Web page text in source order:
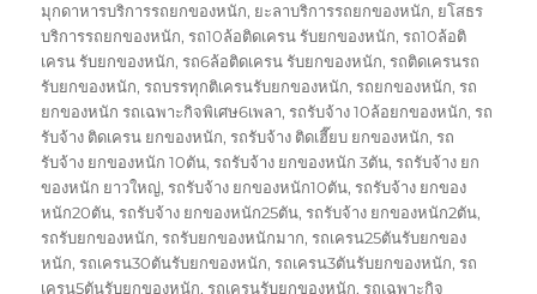
มุกดาหารบริการรถยกของหนัก, ยะลาบริการรถยกของหนัก, ยโสธร
บริการรถยกของหนัก,รถ10ล้อติดเครน รับยกของหนัก,รถ10ล้อติ
เครน รับยกของหนัก,รถ6ล้อติดเครน รับยกของหนัก,รถติดเครนรถ
รับยกของหนัก,รถบรรทุกติเครนรับยกของหนัก,รถยกของหนัก,รถ
ยกของหนัก รถเฉพาะกิจพิเศษ6เพลา,รถรับจ้าง 10ล้อยกของหนัก,รถ
รับจ้าง ติดเครน ยกของหนัก,รถรับจ้าง ติดเฮี๊ยบ ยกของหนัก,รถ
รับจ้าง ยกของหนัก 10ตัน,รถรับจ้าง ยกของหนัก 3ตัน,รถรับจ้าง ยก
ของหนัก ยาวใหญ่,รถรับจ้าง ยกของหนัก10ตัน,รถรับจ้าง ยกของ
หนัก20ตัน,รถรับจ้าง ยกของหนัก25ตัน,รถรับจ้าง ยกของหนัก2ตัน,
รถรับยกของหนัก,รถรับยกของหนักมาก,รถเครน25ตันรับยกของ
หนัก,รถเครน30ตันรับยกของหนัก,รถเครน3ตันรับยกของหนัก,รถ
เครน5ตันรับยกของหนัก,รถเครนรับยกของหนัก,รถเฉพาะกิจ